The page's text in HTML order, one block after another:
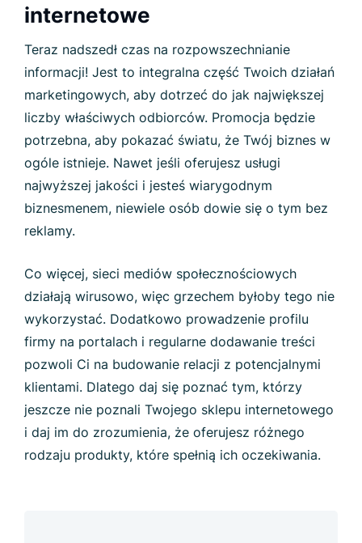
internetowe
Teraz nadszedł czas na rozpowszechnianie
informacji! Jest to integralna część Twoich działań
marketingowych, aby dotrzeć do jak największej
liczby właściwych odbiorców. Promocja będzie
potrzebna, aby pokazać światu, że Twój biznes w
ogóle istnieje. Nawet jeśli oferujesz usługi
najwyższej jakości i jesteś wiarygodnym
biznesmenem, niewiele osób dowie się o tym bez
reklamy.
Co więcej, sieci mediów społecznościowych
działają wirusowo, więc grzechem byłoby tego nie
wykorzystać. Dodatkowo prowadzenie profilu
firmy na portalach i regularne dodawanie treści
pozwoli Ci na budowanie relacji z potencjalnymi
klientami. Dlatego daj się poznać tym, którzy
jeszcze nie poznali Twojego sklepu internetowego
i daj im do zrozumienia, że oferujesz różnego
rodzaju produkty, które spełnią ich oczekiwania.